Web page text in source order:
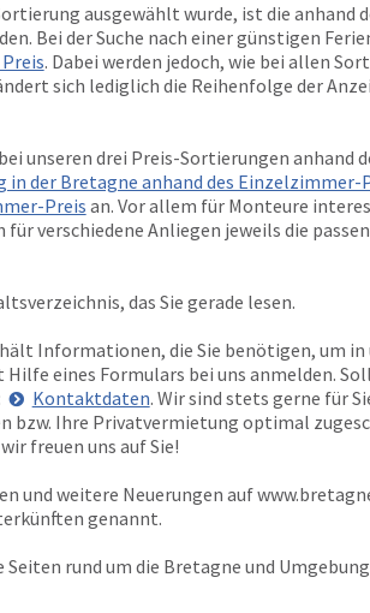
ausgewählt wurde, ist die anhand
Bei der Suche nach einer günstigen
. Dabei werden jedoch, wie bei allen
sich lediglich die Reihenfolge der
unseren drei Preis-Sortierungen anhand
in der Bretagne anhand des Einzelzimmer-
Preis an. Vor allem für Monteure
für verschiedene Anliegen jeweils die
das Sie gerade lesen.
Informationen, die Sie benötigen, um in
eines Formulars bei uns anmelden.
Kontaktdaten. Wir sind stets gerne für
bzw. Ihre Privatvermietung optimal
freuen uns auf Sie!
und weitere Neuerungen auf
genannt.
rund um die Bretagne und